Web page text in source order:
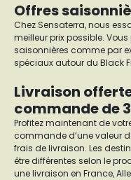
Offres
Chez Sensaterra, nous
meilleur prix possible.
saisonnières comme par
spéciaux autour du Black
Livraison
commande de
Profitez maintenant de
commande d’une valeur
frais de livraison. Les
être différentes selon le
une livraison en France,